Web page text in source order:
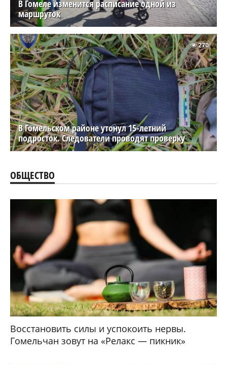
В Гомеле изменится расписание одной из
маршруток
В Гомельском районе утонул 15-летний
подросток. Следователи проводят проверку
270
ОБЩЕСТВО
Восстановить силы и успокоить нервы.
Гомельчан зовут на «Релакс — пикник»